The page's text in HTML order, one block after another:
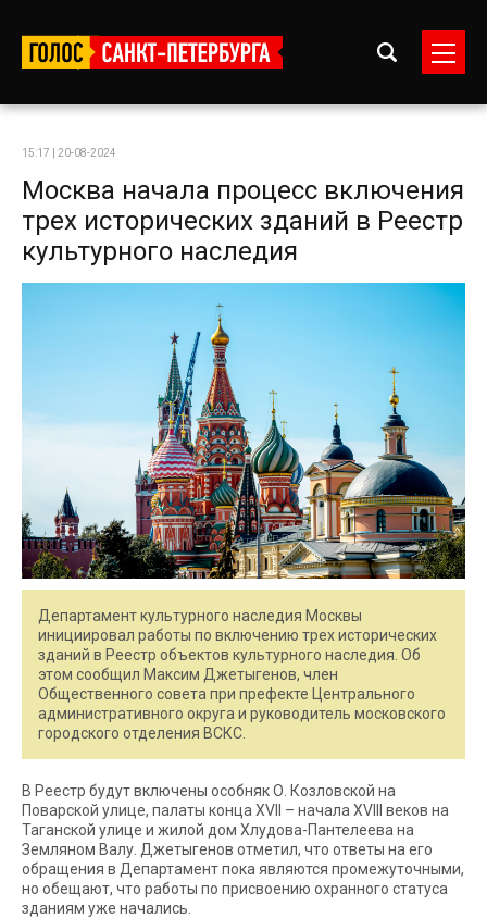
15:17 | 20-08-2024
Москва начала процесс включения
трех исторических зданий в Реестр
культурного наследия
Департамент культурного наследия Москвы
инициировал работы по включению трех исторических
зданий в Реестр объектов культурного наследия. Об
этом сообщил Максим Джетыгенов, член
Общественного совета при префекте Центрального
административного округа и руководитель московского
городского отделения ВСКС.
В Реестр будут включены особняк О. Козловской на
Поварской улице, палаты конца XVII – начала XVIII веков на
Таганской улице и жилой дом Хлудова-Пантелеева на
Земляном Валу. Джетыгенов отметил, что ответы на его
обращения в Департамент пока являются промежуточными,
но обещают, что работы по присвоению охранного статуса
зданиям уже начались.